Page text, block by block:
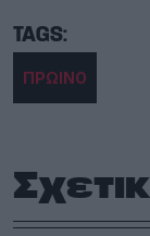
ΠΡΩΙΝΟ